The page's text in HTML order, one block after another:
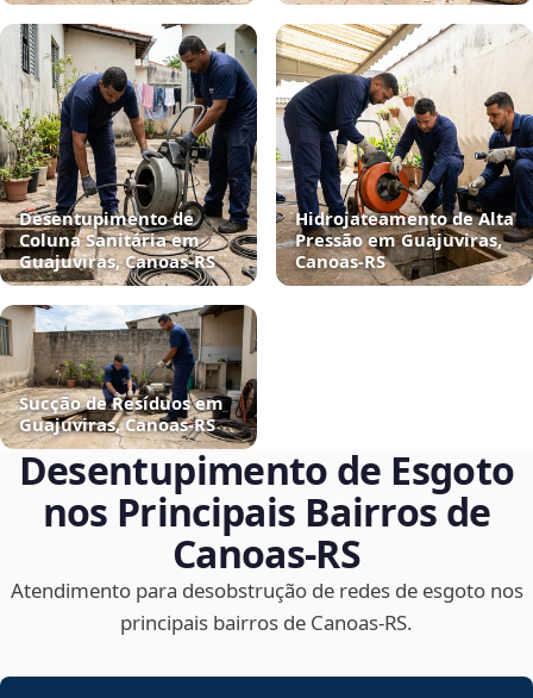
Desentupimento de
Coluna Sanitária em
Guajuviras, Canoas‑RS
Hidrojateamento de Alta
Pressão em Guajuviras,
Canoas‑RS
Sucção de Resíduos em
Guajuviras, Canoas‑RS
Desentupimento de Esgoto
nos Principais Bairros de
Canoas‑RS
Atendimento para desobstrução de redes de esgoto nos
principais bairros de Canoas‑RS.